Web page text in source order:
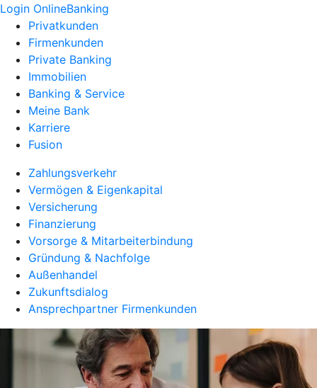
Login OnlineBanking
Privatkunden
Firmenkunden
Private Banking
Immobilien
Banking & Service
Meine Bank
Karriere
Fusion
Zahlungsverkehr
Vermögen & Eigenkapital
Versicherung
Finanzierung
Vorsorge & Mitarbeiterbindung
Gründung & Nachfolge
Außenhandel
Zukunftsdialog
Ansprechpartner Firmenkunden